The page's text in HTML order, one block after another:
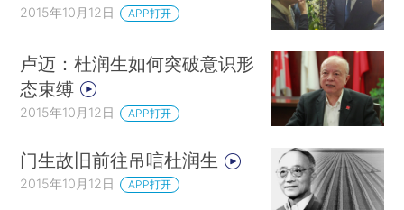
2015年10月12日 APP打开
卢迈：杜润生如何突破意识形
态束缚
2015年10月12日 APP打开
门生故旧前往吊唁杜润生
2015年10月12日 APP打开